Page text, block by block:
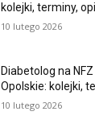
kolejki, terminy,
10 lutego 2026
Diabetolog na
Opolskie: kolejki,
10 lutego 2026